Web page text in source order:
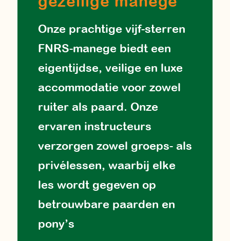
Onze prachtige vijf-sterren
FNRS-manege biedt een
eigentijdse, veilige en luxe
accommodatie voor zowel
ruiter als paard. Onze
ervaren instructeurs
verzorgen zowel groeps- als
privélessen, waarbij elke
les wordt gegeven op
betrouwbare paarden en
pony’s